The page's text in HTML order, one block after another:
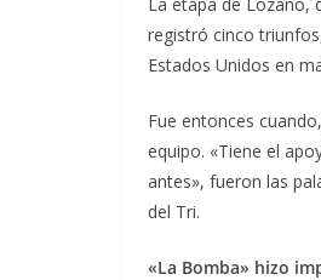
registró cinco
Estados Unidos en
Fue entonces
equipo. «Tiene el
antes», fueron las
del Tri.
«La Bomba» hizo